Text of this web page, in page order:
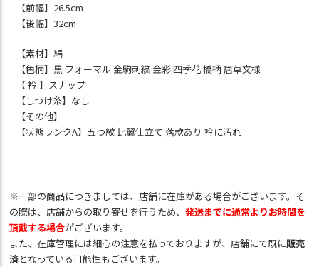
【前幅】26.5cm
【後幅】32cm
【素材】絹
【色柄】黒 フォーマル 金駒刺繍 金彩 四季花 橋柄 唐草文様
【 衿 】スナップ
【しつけ糸】なし
【その他】
【状態ランクA】五つ紋 比翼仕立て 落款あり 衿に汚れ
※一部の商品につきましては、店舗に在庫がある場合がございます。そ
の際は、店舗からの取り寄せを行うため、発送までに通常よりお時間を
頂戴する場合がございます。
また、在庫管理には細心の注意を払っておりますが、店舗にて既に販売
済となっている可能性もございます。